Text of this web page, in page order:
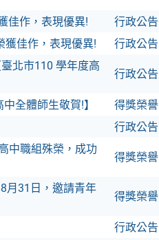
佳作，表現優異! 行政公告
獲佳作，表現優異! 行政公告
北市110 學年度高
行政公告
全體師生敬賀!】 得獎榮譽
行政公告
中職組殊榮，成功
得獎榮譽
月31日，邀請青年
得獎榮譽
行政公告